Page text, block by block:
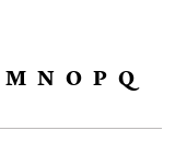
M N O P Q